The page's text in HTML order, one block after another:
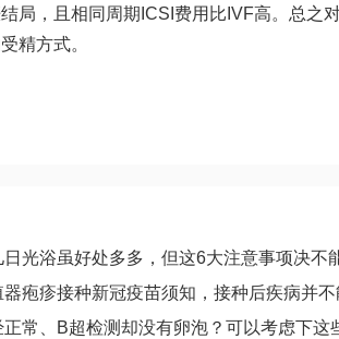
局，且相同周期ICSI费用比IVF高。总之
精方式。
光浴虽好处多多，但这6大注意事项决不能忽
疱疹接种新冠疫苗须知，接种后疾病并不能
正常、B超检测却没有卵泡？可以考虑下这些原